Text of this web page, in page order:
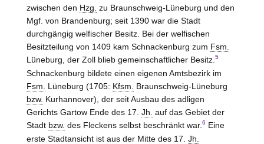
zwischen den Hzg. zu Braunschweig-Lüneburg und den
Mgf. von Brandenburg; seit 1390 war die Stadt
durchgängig welfischer Besitz. Bei der welfischen
Besitzteilung von 1409 kam Schnackenburg zum Fsm.
Lüneburg , der Zoll blieb gemeinschaftlicher Besitz. 5
Schnackenburg bildete einen eigenen Amtsbezirk im
Fsm.
Lüneburg (1705: Kfsm.
Braunschweig-Lüneburg
bzw. Kurhannover), der seit Ausbau des adligen
Gerichts GartowEnde des 17. Jh. auf das Gebiet der
Stadt bzw. des Fleckens selbst beschränkt war. 6 Eine
erste Stadtansicht ist aus der Mitte des 17. Jh.